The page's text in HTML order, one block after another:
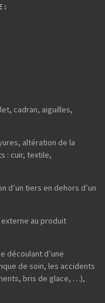
:
cadran, aiguilles,
altération de la
: cuir, textile,
d’un tiers en dehors d’un
au produit
découlant d’une
de soin, les accidents
bris de glace, …),